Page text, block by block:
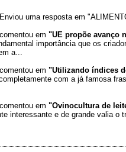
Enviou uma resposta em
comentou em "UE propõe avanço
importância que os
a...
comentou em "Utilizando índices
com a já famosa
comentou em "Ovinocultura de
interessante e de grande valia o